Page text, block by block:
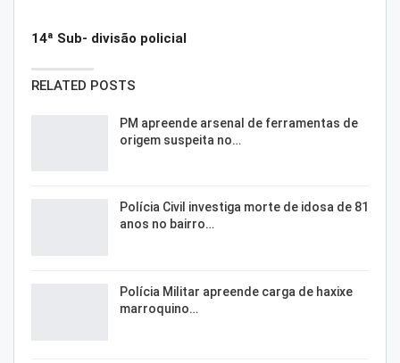
14ª Sub- divisão policial
RELATED POSTS
PM apreende arsenal de ferramentas de
origem suspeita no…
Polícia Civil investiga morte de idosa de 81
anos no bairro…
Polícia Militar apreende carga de haxixe
marroquino…